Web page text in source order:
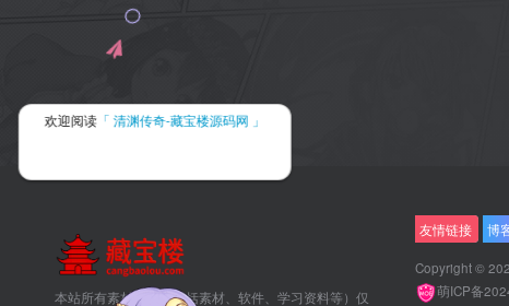
本站所有素材资源（包括素材、软件、学习资料等）仅
友情链接 博
Copyright ©
萌ICP备
欢迎阅读「 清渊传奇-藏宝楼源码网 」